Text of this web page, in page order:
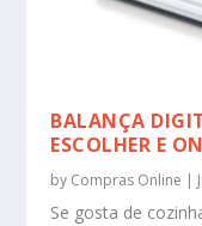
BALANÇA
ESCOLHER E
by Compras Online |
Se gosta de